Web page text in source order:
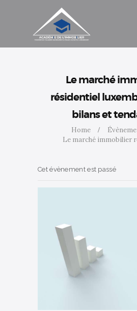
Le marché
résidentiel
bilans et
Home
Le marché immobilier
Catalogue de
formations
Agenda
Cotisations
Accès
Cet évènement est passé